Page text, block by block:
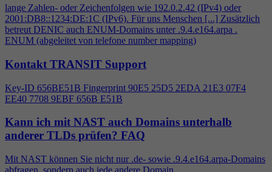
lange Zahlen- oder Zeichenfolgen wie 192.0.2.42 (IPv4) oder
2001:DB8::1234:DE:1C (IPv6). Für uns Menschen [...] Zusätzlich
betreut DENIC auch ENUM-Domains unter .9.4.e164.arpa .
ENUM (abgeleitet von telefone number mapping)
Kontakt TRANSIT Support
Key-ID 656BE51B Fingerprint 90E5 25D5 2EDA 21E3 07F4
EE40 7708 9EBF 656B E51B
Kann ich mit NAST auch Domains unterhalb
anderer TLDs prüfen? FAQ
Mit NAST können Sie nicht nur .de- sowie .9.4.e164.arpa-Domains